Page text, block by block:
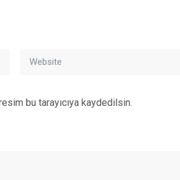
bu tarayıcıya kaydedilsin.